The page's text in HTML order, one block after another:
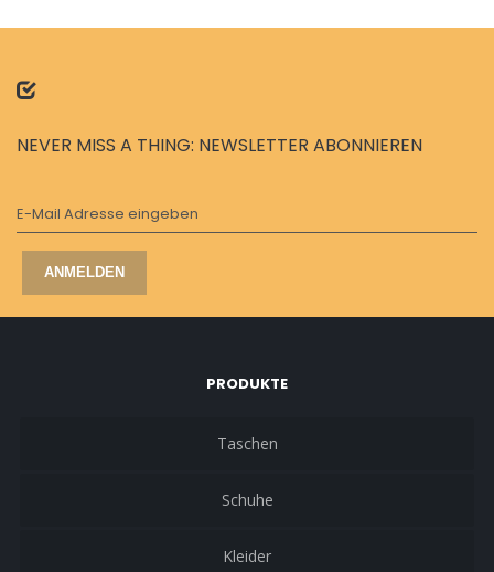
NEVER MISS A THING: NEWSLETTER ABONNIEREN
E-Mail Adresse eingeben
ANMELDEN
PRODUKTE
Taschen
Schuhe
Kleider